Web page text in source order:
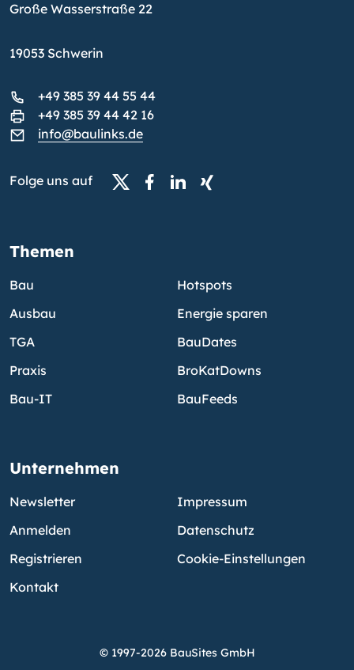
Große Wasserstraße 22
19053 Schwerin
+49 385 39 44 55 44
+49 385 39 44 42 16
info@baulinks.de
Folge uns auf
Themen
Bau
Ausbau
TGA
Praxis
Bau-IT
Hotspots
Energie sparen
BauDates
BroKatDowns
BauFeeds
Unternehmen
Newsletter
Anmelden
Registrieren
Kontakt
Impressum
Datenschutz
Cookie-Einstellungen
© 1997-2026 BauSites GmbH